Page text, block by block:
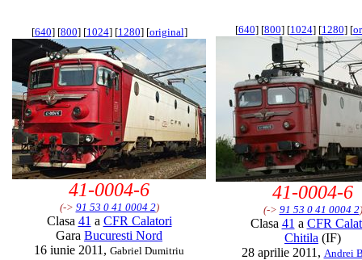
[640] [800] [1024] [1280] [original]
41-0004-6
(-> 91 53 0 41 0004 2)
Clasa 41 a CFR Calatori
Gara Bucuresti Nord
16 iunie 2011, Gabriel Dumitriu
[640] [800] [1024] [1280] [
41-0004-6
(-> 91 53 0 41 0004 2)
Clasa 41 a CFR
Chitila (IF)
28 aprilie 2011, Andrei